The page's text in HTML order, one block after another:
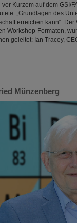
Kurzem auf dem GSI/
„Grundlagen des
erreichen kann“.
Workshop-Formaten,
geleitet: Ian Tracey,
Münzenberg